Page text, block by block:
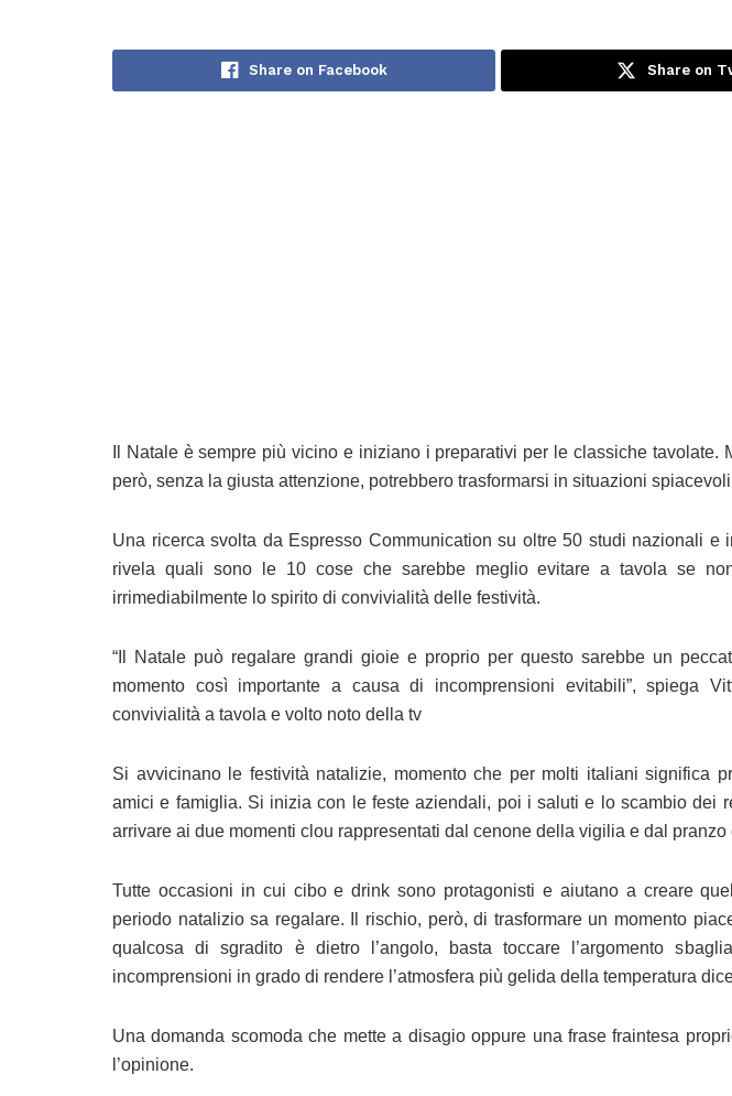
Share on Facebook Share on
Il Natale è sempre più vicino e iniziano i preparativi per le classiche tavolate.
però, senza la giusta attenzione, potrebbero trasformarsi in situazioni
Una ricerca svolta da Espresso Communication su oltre 50 studi nazionali e
rivela quali sono le 10 cose che sarebbe meglio evitare a tavola se
irrimediabilmente lo spirito di convivialità delle festività.
“Il Natale può regalare grandi gioie e proprio per questo sarebbe un
momento così importante a causa di incomprensioni evitabili”, spiega
convivialità a tavola e volto noto della tv
Si avvicinano le festività natalizie, momento che per molti italiani significa
amici e famiglia. Si inizia con le feste aziendali, poi i saluti e lo scambio dei
arrivare ai due momenti clou rappresentati dal cenone della vigilia e dal pranzo
Tutte occasioni in cui cibo e drink sono protagonisti e aiutano a creare
periodo natalizio sa regalare. Il rischio, però, di trasformare un momento
qualcosa di sgradito è dietro l’angolo, basta toccare l’argomento
incomprensioni in grado di rendere l’atmosfera più gelida della temperatura
Una domanda scomoda che mette a disagio oppure una frase fraintesa
l’opinione.